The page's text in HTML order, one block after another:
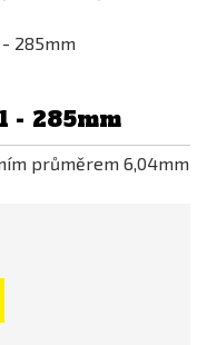
- 285mm
průměrem 6,04mm